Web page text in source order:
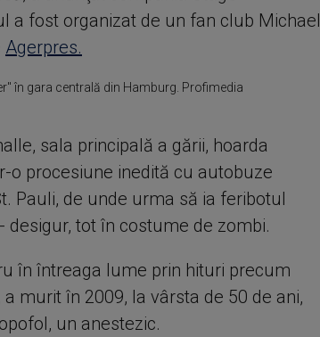
a fost organizat de un fan club Michael
Agerpres.
în gara centrală din Hamburg. Profimedia
sala principală a gării, hoarda
o procesiune inedită cu autobuze
Pauli, de unde urma să ia feribotul
desigur, tot în costume de zombi.
în întreaga lume prin hituri precum
a murit în 2009, la vârsta de 50 de ani,
un anestezic.